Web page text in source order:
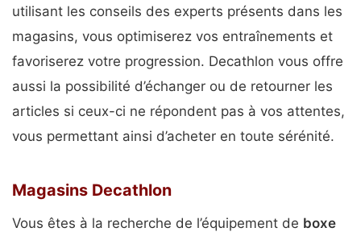
utilisant les conseils des experts présents dans les
magasins, vous optimiserez vos entraînements et
favoriserez votre progression. Decathlon vous offre
aussi la possibilité d’échanger ou de retourner les
articles si ceux-ci ne répondent pas à vos attentes,
vous permettant ainsi d’acheter en toute sérénité.
Magasins Decathlon
Vous êtes à la recherche de l’équipement de boxe